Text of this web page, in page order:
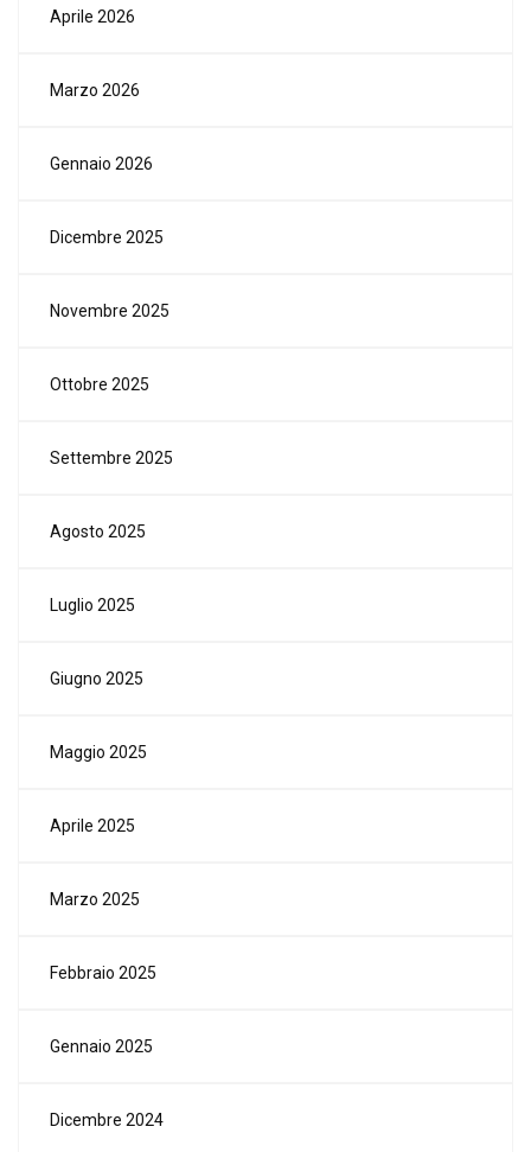
Aprile 2026
Marzo 2026
Gennaio 2026
Dicembre 2025
Novembre 2025
Ottobre 2025
Settembre 2025
Agosto 2025
Luglio 2025
Giugno 2025
Maggio 2025
Aprile 2025
Marzo 2025
Febbraio 2025
Gennaio 2025
Dicembre 2024